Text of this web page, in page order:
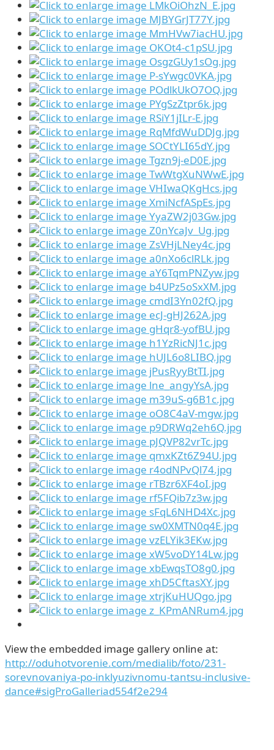
View the embedded image gallery online at:
http://oduhotvorenie.com/medialib/foto/231-
sorevnovaniya-po-inklyuzivnomu-tantsu-inclusive-
dance#sigProGalleriad554f2e294